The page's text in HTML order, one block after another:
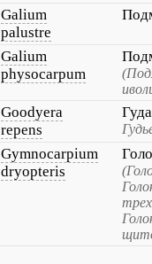
Galium
palustre
Galium
physocarpum
Goodyera
repens
Gymnocarpium
dryopteris